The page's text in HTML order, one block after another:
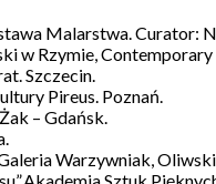
Malarstwa. Curator:
w Rzymie, Contemporary
Szczecin.
Pireus. Poznań.
– Gdańsk.
Warzywniak,